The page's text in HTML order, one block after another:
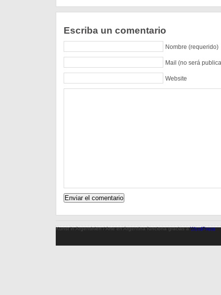
Escriba un comentario
Nombre (requerido)
Mail (no será
Website
Kunst in Argentinien / Arte en Argentina funciona gracias aWordPress